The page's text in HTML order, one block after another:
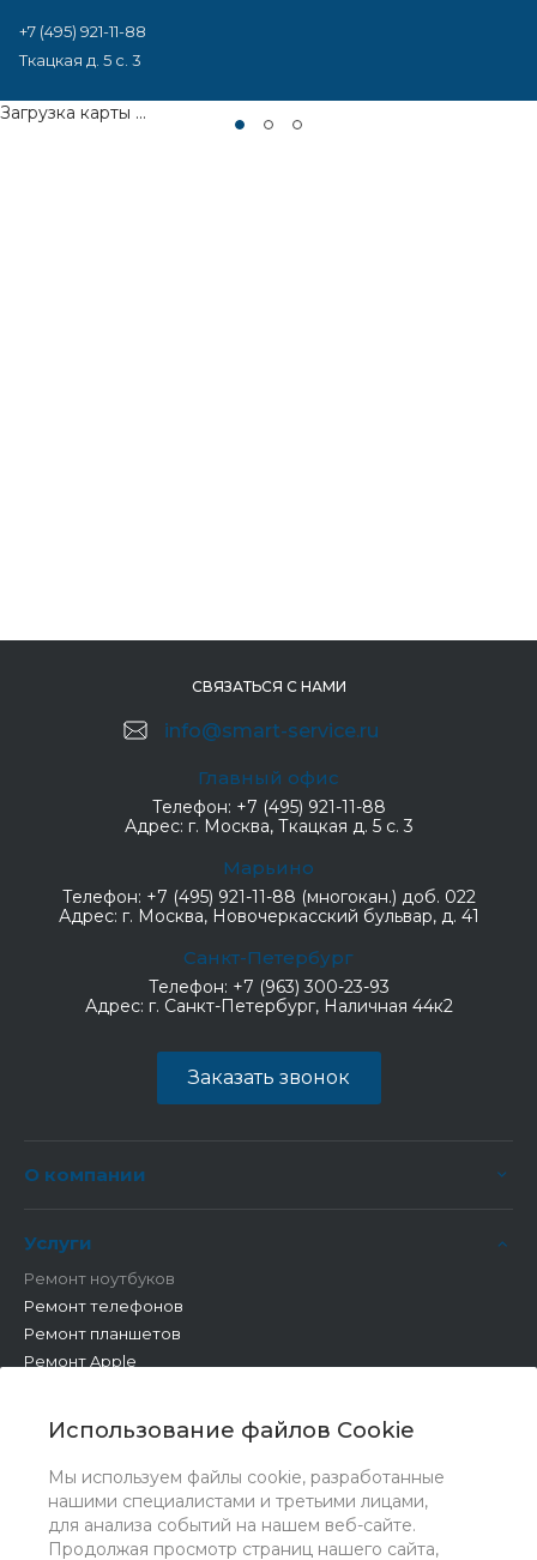
Использование файлов Cookie
Мы используем файлы cookie, разработанные
нашими специалистами и третьими лицами,
для анализа событий на нашем веб-сайте.
Продолжая просмотр страниц нашего сайта,
+7 (495) 921-11-88
Ткацкая д. 5 с. 3
Загрузка карты ...
СВЯЗАТЬСЯ С НАМИ
info@smart-service.ru
Главный офис
Телефон: +7 (495) 921-11-88
Адрес: г. Москва, Ткацкая д. 5 с. 3
Марьино
Телефон: +7 (495) 921-11-88 (многокан.) доб. 022
Адрес: г. Москва, Новочеркасский бульвар, д. 41
Санкт-Петербург
Телефон: +7 (963) 300-23-93
Адрес: г. Санкт-Петербург, Наличная 44к2
Заказать звонок
О компании
Услуги
Ремонт ноутбуков
Ремонт телефонов
Ремонт планшетов
Ремонт Apple